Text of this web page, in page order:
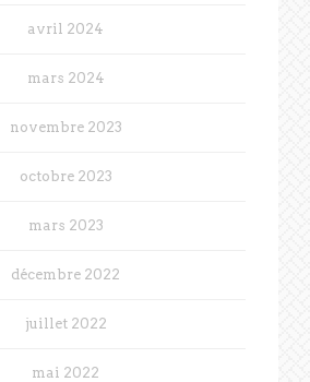
avril 2024
mars 2024
novembre 2023
octobre 2023
mars 2023
décembre 2022
juillet 2022
mai 2022